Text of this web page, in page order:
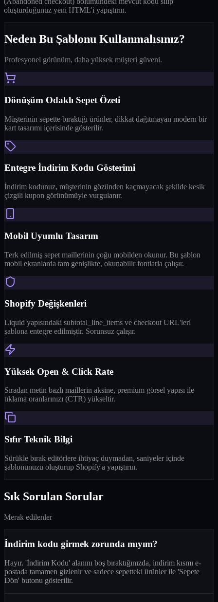
oluşturduğunuz yeni HTML'i yapıştırın.
Neden Bu Şablonu Kullanmalısınız?
Profesyonel görünüm, daha yüksek müşteri güveni.
Dönüşüm Odaklı Sepet Özeti
Müşterinin sepette bıraktığı ürünler, dikkat dağıtmayan modern bir
kart tasarımı içerisinde gösterilir.
Entegre İndirim Kodu Gösterimi
İndirim kodunuz, müşterinin gözünden kaçmayacak şekilde kesik
çizgili kupon görünümüyle vurgulanır.
Mobil Uyumlu Tasarım
Terk edilmiş sepet maillerinin çoğu mobilden okunur. Bu şablon
mobil ekranlarda tam genişlikte, okunabilir fontlarla çalışır.
Shopify Değişkenleri
Liquid yapısındaki subtotal_line_items ve checkout URL'leri
şablona entegre edilmiştir. Sorunsuz çalışır.
Yüksek Open & Click Rate
Sıradan metin bazlı maillerin aksine, premium görsel yapısı ile
tıklama oranlarınızı (CTR) yükseltir.
Sıfır Teknik Bilgi
Sürükle bırak editörlere ihtiyaç duymadan, saniyeler içinde
şablonunuzu oluşturup Shopify'a yapıştırın.
Sık Sorulan Sorular
Merak edilenler
İndirim kodu girmek zorunda mıyım?
Hayır. 'İndirim Kodu' alanını boş bıraktığınızda, indirim kısmı e-
postada tamamen gizlenir ve sadece sepetteki ürünler ile 'Sepete
Dön' butonu gösterilir.